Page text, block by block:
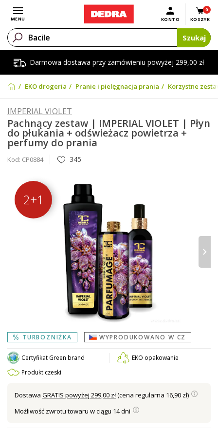
Darmowa dostawa przy zamówieniu powyżej 299,00 zł
Otwórz menu
MENU
0
KOSZYK
KONTO
Szukaj
EKO drogeria Pranie i pielęgnacja prania Korzystne
IMPERIAL VIOLET
Pachnący zestaw | IMPERIAL VIOLET | Płyn
do płukania + odświeżacz powietrza +
perfumy do prania
Kod: CP0884 345
2+1
›
TURBOZNIŻKA WYPRODUKOWANO W CZ
Certyfikat Green brand
EKO opakowanie
Produkt czeski
Dostawa GRATIS powyżej 299,00 zł(cena regularna 16,90 zł)
Możliwość zwrotu towaru w ciągu 14 dni